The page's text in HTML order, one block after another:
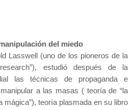
del miedo
Lasswell (uno de los pioneros de la
estudió después de la
las técnicas de propaganda e
a las masas ( teoría de “la
mágica”), teoría plasmada en su libro